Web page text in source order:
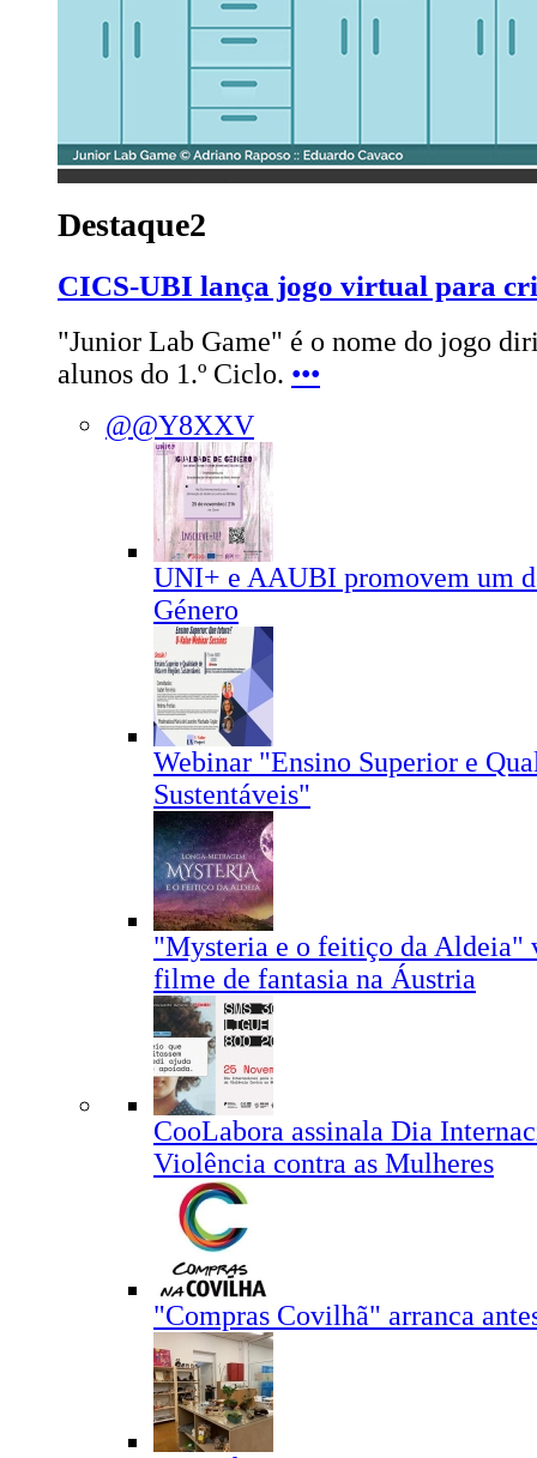
Destaque2
CICS-UBI lança jogo virtual para
"Junior Lab Game" é o nome do jogo
alunos do 1.º Ciclo. •••
@@Y8XXV
UNI+ e AAUBI promovem um
Género
Webinar "Ensino Superior e
Sustentáveis"
"Mysteria e o feitiço da Aldeia"
filme de fantasia na Áustria
CooLabora assinala Dia
Violência contra as Mulheres
"Compras Covilhã" arranca